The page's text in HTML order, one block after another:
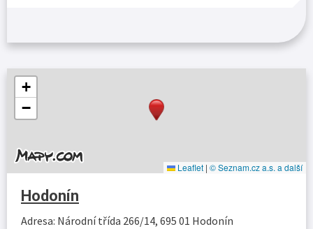
+
−
Leaflet | © Seznam.cz a.s. a další
Hodonín
Adresa: Národní třída 266/14, 695 01 Hodonín